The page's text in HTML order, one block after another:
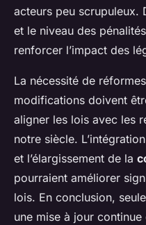
acteurs peu scrupuleux.
et le niveau des
renforcer l’impact des
La nécessité de
modifications doivent
aligner les lois avec les
notre siècle.
et l’élargissement de la
pourraient améliorer
lois. En conclusion,
une mise à jour